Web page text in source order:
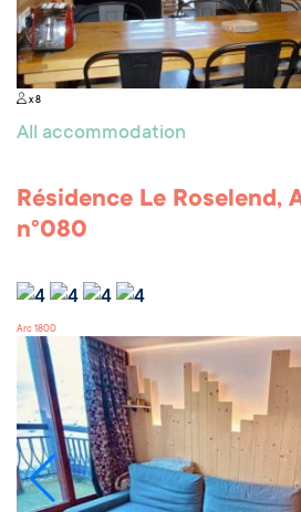
x 8
All accommodation
Résidence Le Roselend,
n°080
Arc 1800